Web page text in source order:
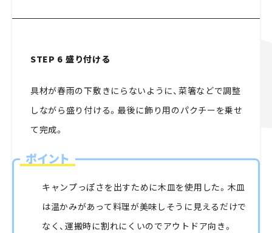
STEP 6 盛り付ける
具材が春雨の下敷きにらないように、菜箸などで調整
しながら盛り付ける。最後に飾り用のパクチーを乗せ
て完成。
ポイント
キャンプっぽさを出すために木皿を使用した。木皿
は温かみがあって料理が美味しそうに見えるだけで
なく、運搬時に割れにくいのでアウトドア向き。